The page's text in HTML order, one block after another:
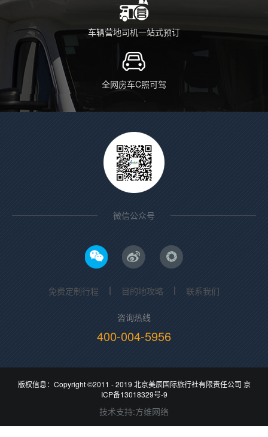
车辆营地司机一站式预订
全网房车C照可驾
微信公众号
免费定制行程 目的地攻略 联系我们
咨询热线
400-004-5956
版权信息：Copyright ©2011 - 2019 北京美辰国际旅行社有限责任公司 京
ICP备13018329号-9
技术支持:方维网络